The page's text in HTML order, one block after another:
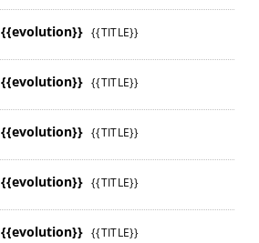
{{evolution}} {{TITLE}}
{{evolution}} {{TITLE}}
{{evolution}} {{TITLE}}
{{evolution}} {{TITLE}}
{{evolution}} {{TITLE}}